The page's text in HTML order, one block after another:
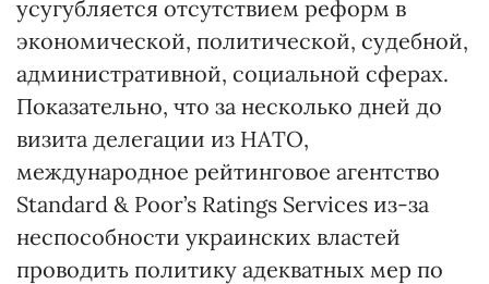
усугубляется отсутствием реформ в
экономической, политической, судебной,
административной, социальной сферах.
Пока­зательно, что за несколько дней до
визита делегации из НАТО,
международное рейтинговое агентство
Standard & Poor’s Ratings Services из-за
неспособности украинских властей
проводить политику адекватных мер по